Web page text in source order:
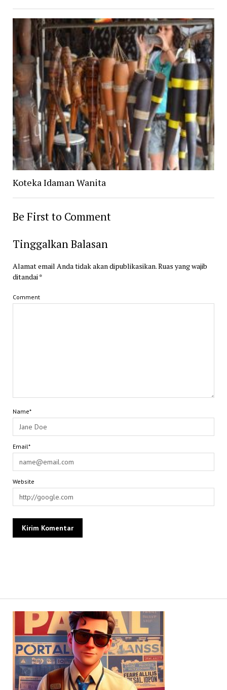
Koteka Idaman Wanita
Be First to Comment
Tinggalkan Balasan
Alamat email Anda tidak akan dipublikasikan.Ruas yang wajib
ditandai*
Comment
Name*
Email*
Website